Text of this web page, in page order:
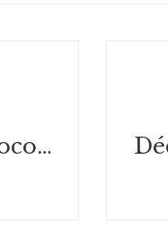
Salon du Livre et du Chocolat 2017